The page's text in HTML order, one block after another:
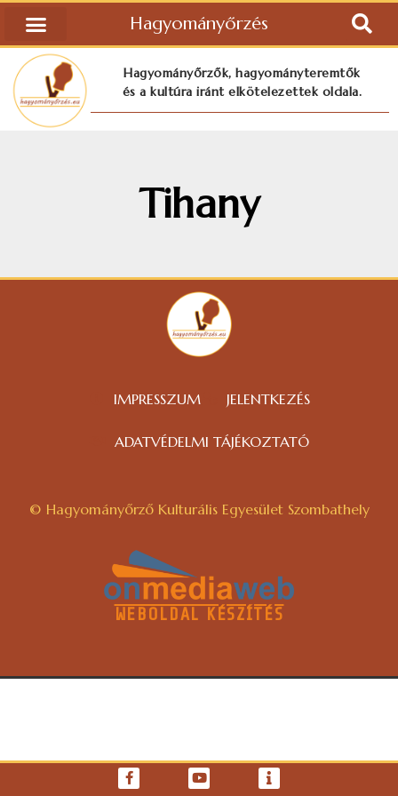
Hagyományőrzés
Hagyományőrzők, hagyományteremtők
és a kultúra iránt elkötelezettek oldala.
Tihany
IMPRESSZUM JELENTKEZÉS
ADATVÉDELMI TÁJÉKOZTATÓ
© Hagyományőrző Kulturális Egyesület Szombathely
WEBOLDAL KÉSZÍTÉS